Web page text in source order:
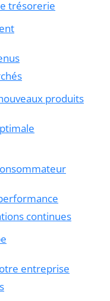
trésorerie
produits
continues
entreprise